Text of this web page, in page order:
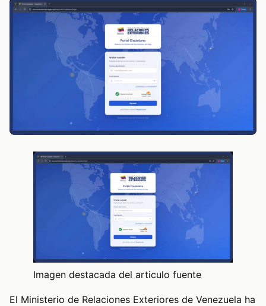
Imagen destacada del articulo fuente
El Ministerio de Relaciones Exteriores de Venezuela ha